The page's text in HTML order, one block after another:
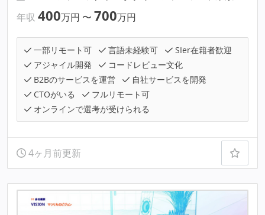
年収 400万円 〜 700万円
一部リモート可 言語未経験可
SIer在籍者歓迎
アジャイル開発
コードレビュー文化
B2Bのサービスを運営
自社サービスを開発
CTOがいる
フルリモート可
オンラインで選考が受けられる
4ヶ月前更新